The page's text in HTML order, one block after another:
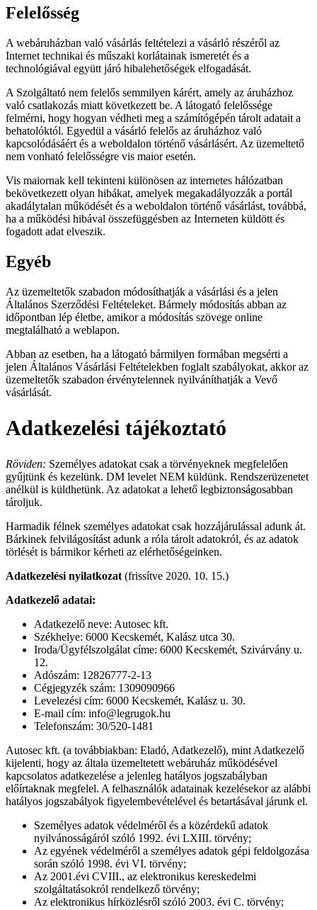
Felelősség
A webáruházban való vásárlás feltételezi a vásárló részéről az
Internet technikai és műszaki korlátainak ismeretét és a
technológiával együtt járó hibalehetőségek elfogadását.
A Szolgáltató nem felelős semmilyen kárért, amely az áruházhoz
való csatlakozás miatt következett be. A látogató felelőssége
felmérni, hogy hogyan védheti meg a számítógépén tárolt adatait a
behatolóktól. Egyedül a vásárló felelős az áruházhoz való
kapcsolódásáért és a weboldalon történő vásárlásért. Az üzemeltető
nem vonható felelősségre vis maior esetén.
Vis maiornak kell tekinteni különösen az internetes hálózatban
bekövetkezett olyan hibákat, amelyek megakadályozzák a portál
akadálytalan működését és a weboldalon történő vásárlást, továbbá,
ha a működési hibával összefüggésben az Interneten küldött és
fogadott adat elveszik.
Egyéb
Az üzemeltetők szabadon módosíthatják a vásárlási és a jelen
Általános Szerződési Feltételeket. Bármely módosítás abban az
időpontban lép életbe, amikor a módosítás szövege online
megtalálható a weblapon.
Abban az esetben, ha a látogató bármilyen formában megsérti a
jelen Általános Vásárlási Feltételekben foglalt szabályokat, akkor az
üzemeltetők szabadon érvénytelennek nyilváníthatják a Vevő
vásárlását.
Adatkezelési tájékoztató
Röviden: Személyes adatokat csak a törvényeknek megfelelően
gyűjtünk és kezelünk. DM levelet NEM küldünk. Rendszerüzenetet
anélkül is küldhetünk. Az adatokat a lehető legbiztonságosabban
tároljuk.
Harmadik félnek személyes adatokat csak hozzájárulással adunk át.
Bárkinek felvilágosítást adunk a róla tárolt adatokról, és az adatok
törlését is bármikor kérheti az elérhetőségeinken.
Adatkezelési nyilatkozat (frissítve 2020. 10. 15.)
Adatkezelő adatai:
Adatkezelő neve: Autosec kft.
Székhelye: 6000 Kecskemét, Kalász utca 30.
Iroda/Ügyfélszolgálat címe: 6000 Kecskemét, Szivárvány u.
12.
Adószám: 12826777-2-13
Cégjegyzék szám: 1309090966
Levelezési cím: 6000 Kecskemét, Kalász u. 30.
E-mail cím: info@legrugok.hu
Telefonszám: 30/520-1481
Autosec kft. (a továbbiakban: Eladó, Adatkezelő), mint Adatkezelő
kijelenti, hogy az általa üzemeltetett webáruház működésével
kapcsolatos adatkezelése a jelenleg hatályos jogszabályban
előírtaknak megfelel. A felhasználók adatainak kezelésekor az alábbi
hatályos jogszabályok figyelembevételével és betartásával járunk el.
Személyes adatok védelméről és a közérdekű adatok
nyilvánosságáról szóló 1992. évi LXIII. törvény;
Az egyének védelméről a személyes adatok gépi feldolgozása
során szóló 1998. évi VI. törvény;
Az 2001.évi CVIII., az elektronikus kereskedelmi
szolgáltatásokról rendelkező törvény;
Az elektronikus hírközlésről szóló 2003. évi C. törvény;